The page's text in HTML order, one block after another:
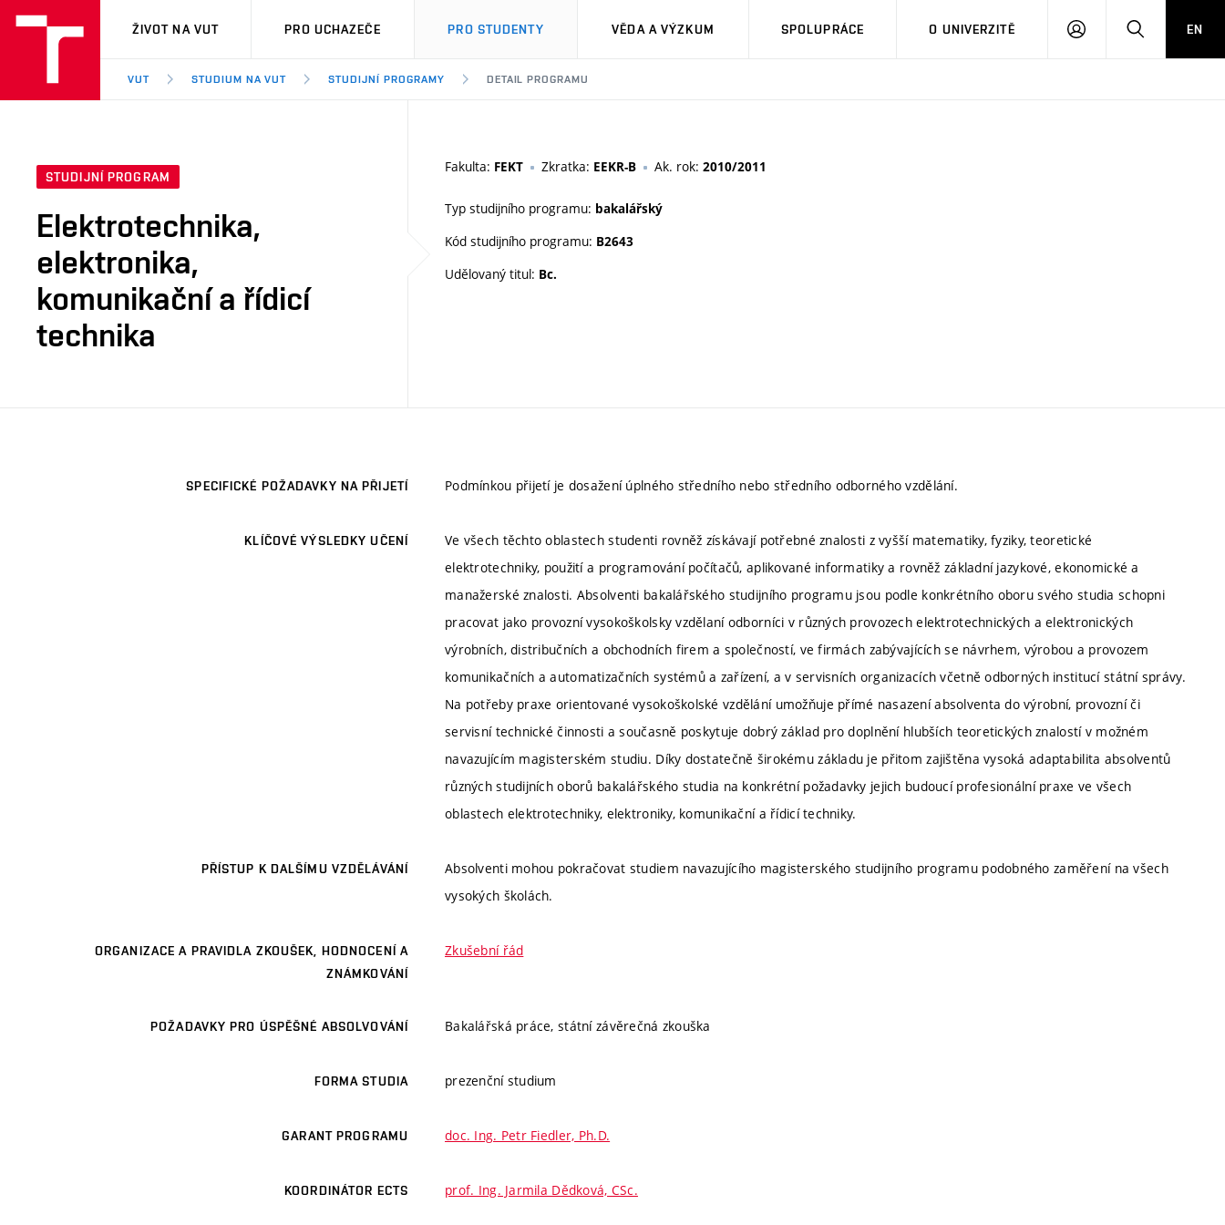
VUT
ŽIVOT NA VUT PRO UCHAZEČE PRO STUDENTY VĚDA A VÝZKUM SPOLUPRÁCE O UNIVERZITĚ
PŘIHLÁSIT HLEDATEN
VUT STUDIUM NA VUT STUDIJNÍ PROGRAMY DETAIL PROGRAMU
STUDIJNÍ PROGRAM
Elektrotechnika,
elektronika,
komunikační a řídicí
technika
Fakulta: FEKT Zkratka: EEKR-B Ak. rok: 2010/2011
Typ studijního programu: bakalářský
Kód studijního programu: B2643
Udělovaný titul: Bc.
SPECIFICKÉ POŽADAVKY NA PŘIJETÍ Podmínkou přijetí je dosažení úplného středního nebo středního odborného vzdělání.
KLÍČOVÉ VÝSLEDKY UČENÍ
Ve všech těchto oblastech studenti rovněž získávají potřebné znalosti z vyšší matematiky, fyziky, teoretické
elektrotechniky, použití a programování počítačů, aplikované informatiky a rovněž základní jazykové, ekonomické a
manažerské znalosti. Absolventi bakalářského studijního programu jsou podle konkrétního oboru svého studia schopni
pracovat jako provozní vysokoškolsky vzdělaní odborníci v různých provozech elektrotechnických a elektronických
výrobních, distribučních a obchodních firem a společností, ve firmách zabývajících se návrhem, výrobou a provozem
komunikačních a automatizačních systémů a zařízení, a v servisních organizacích včetně odborných institucí státní správy.
Na potřeby praxe orientované vysokoškolské vzdělání umožňuje přímé nasazení absolventa do výrobní, provozní či
servisní technické činnosti a současně poskytuje dobrý základ pro doplnění hlubších teoretických znalostí v možném
navazujícím magisterském studiu. Díky dostatečně širokému základu je přitom zajištěna vysoká adaptabilita absolventů
různých studijních oborů bakalářského studia na konkrétní požadavky jejich budoucí profesionální praxe ve všech
oblastech elektrotechniky, elektroniky, komunikační a řídicí techniky.
PŘÍSTUP K DALŠÍMU VZDĚLÁVÁNÍ
Absolventi mohou pokračovat studiem navazujícího magisterského studijního programu podobného zaměření na všech
vysokých školách.
ORGANIZACE A PRAVIDLA ZKOUŠEK, HODNOCENÍ A
ZNÁMKOVÁNÍ
Zkušební řád
POŽADAVKY PRO ÚSPĚŠNÉ ABSOLVOVÁNÍ Bakalářská práce, státní závěrečná zkouška
FORMA STUDIA prezenční studium
GARANT PROGRAMU doc. Ing. Petr Fiedler, Ph.D.
KOORDINÁTOR ECTS prof. Ing. Jarmila Dědková, CSc.